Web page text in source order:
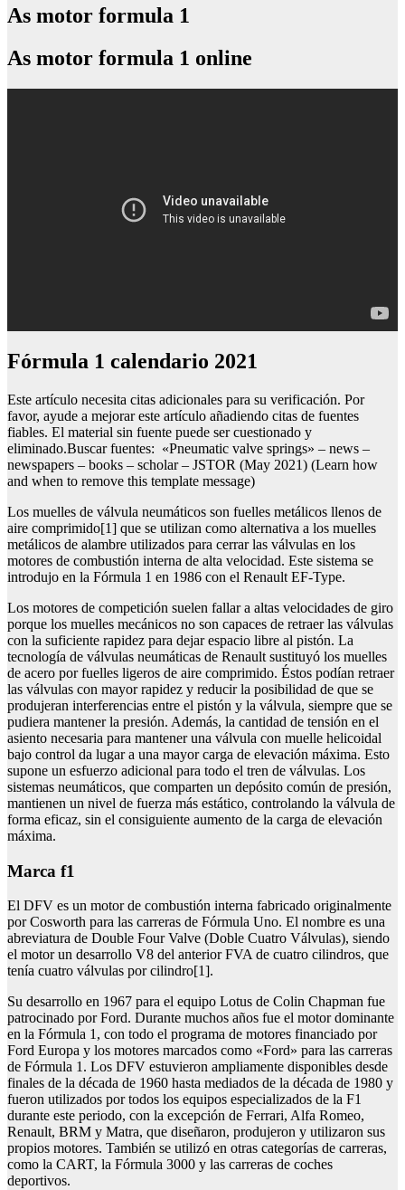
As motor formula 1
As motor formula 1 online
fórmula 1 calendario 2021
Este artículo necesita citas adicionales para su verificación. Por
favor, ayude a mejorar este artículo añadiendo citas de fuentes
fiables. El material sin fuente puede ser cuestionado y
eliminado.Buscar fuentes: «Pneumatic valve springs» – news –
newspapers – books – scholar – JSTOR (May 2021) (Learn how
and when to remove this template message)
Los muelles de válvula neumáticos son fuelles metálicos llenos de
aire comprimido[1] que se utilizan como alternativa a los muelles
metálicos de alambre utilizados para cerrar las válvulas en los
motores de combustión interna de alta velocidad. Este sistema se
introdujo en la Fórmula 1 en 1986 con el Renault EF-Type.
Los motores de competición suelen fallar a altas velocidades de giro
porque los muelles mecánicos no son capaces de retraer las válvulas
con la suficiente rapidez para dejar espacio libre al pistón. La
tecnología de válvulas neumáticas de Renault sustituyó los muelles
de acero por fuelles ligeros de aire comprimido. Éstos podían retraer
las válvulas con mayor rapidez y reducir la posibilidad de que se
produjeran interferencias entre el pistón y la válvula, siempre que se
pudiera mantener la presión. Además, la cantidad de tensión en el
asiento necesaria para mantener una válvula con muelle helicoidal
bajo control da lugar a una mayor carga de elevación máxima. Esto
supone un esfuerzo adicional para todo el tren de válvulas. Los
sistemas neumáticos, que comparten un depósito común de presión,
mantienen un nivel de fuerza más estático, controlando la válvula de
forma eficaz, sin el consiguiente aumento de la carga de elevación
máxima.
marca f1
El DFV es un motor de combustión interna fabricado originalmente
por Cosworth para las carreras de Fórmula Uno. El nombre es una
abreviatura de Double Four Valve (Doble Cuatro Válvulas), siendo
el motor un desarrollo V8 del anterior FVA de cuatro cilindros, que
tenía cuatro válvulas por cilindro[1].
Su desarrollo en 1967 para el equipo Lotus de Colin Chapman fue
patrocinado por Ford. Durante muchos años fue el motor dominante
en la Fórmula 1, con todo el programa de motores financiado por
Ford Europa y los motores marcados como «Ford» para las carreras
de Fórmula 1. Los DFV estuvieron ampliamente disponibles desde
finales de la década de 1960 hasta mediados de la década de 1980 y
fueron utilizados por todos los equipos especializados de la F1
durante este periodo, con la excepción de Ferrari, Alfa Romeo,
Renault, BRM y Matra, que diseñaron, produjeron y utilizaron sus
propios motores. También se utilizó en otras categorías de carreras,
como la CART, la Fórmula 3000 y las carreras de coches
deportivos.